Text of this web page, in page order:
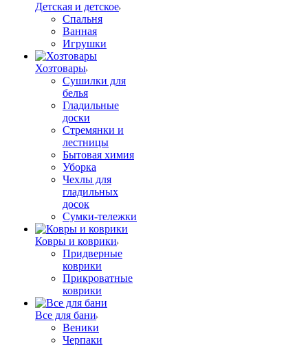
Детская и детское
Спальня
Ванная
Игрушки
Хозтовары
Сушилки для
белья
Гладильные
доски
Стремянки и
лестницы
Бытовая химия
Уборка
Чехлы для
гладильных
досок
Сумки-тележки
Ковры и коврики
Придверные
коврики
Прикроватные
коврики
Все для бани
Веники
Черпаки